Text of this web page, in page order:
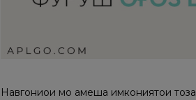
Навгониҳои мо ҳамеша имкониятҳои